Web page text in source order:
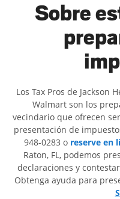
Sobre
Los Tax Pros de Jackson
Walmart son ​​los
vecindario que ofrecen
presentación de
948-0283 o reserve en
Raton, FL, podemos
declaraciones y
Obtenga ayuda para
simples o situaciones